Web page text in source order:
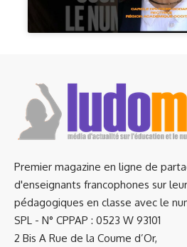
Premier magazine en ligne de
d'enseignants francophones sur
pédagogiques en classe avec le
SPL - N° CPPAP : 0523 W 93101
2 Bis A Rue de la Coume d’Or,